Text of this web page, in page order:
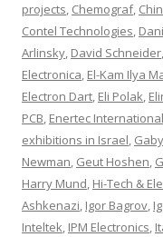
projects, Chemograf,
Contel Technologies,
Arlinsky, David Schneider,
Electronica, El-Kam Ilya
Electron Dart, Eli Polak,
PCB, Enertec International
exhibitions in Israel,
Newman, Geut Hoshen,
Harry Mund, Hi-Tech &
Ashkenazi, Igor Bagrov,
Inteltek, IPM Electronics,